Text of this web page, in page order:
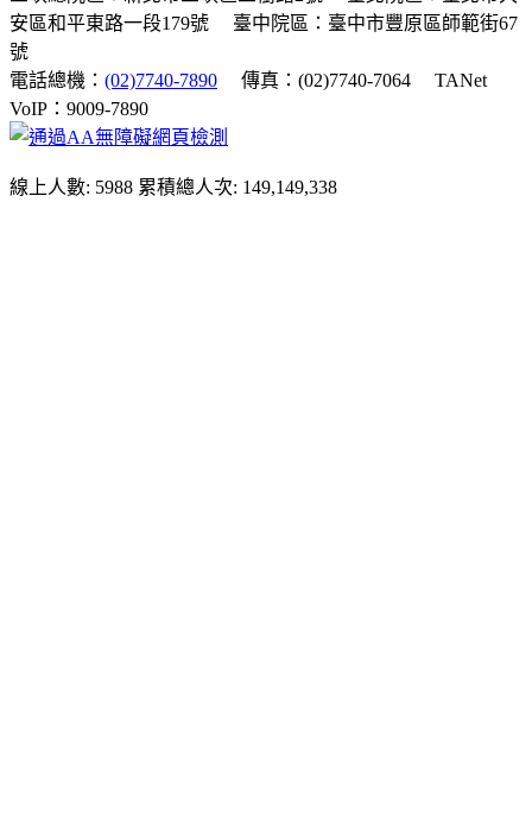
安區和平東路一段179號
臺中院區：臺中市豐原區師範街67
號
電話總機： (02)7740-7890 傳真：(02)7740-7064
TANet
VoIP：9009-7890
線上人數: 5988 累積總人次: 149,149,338